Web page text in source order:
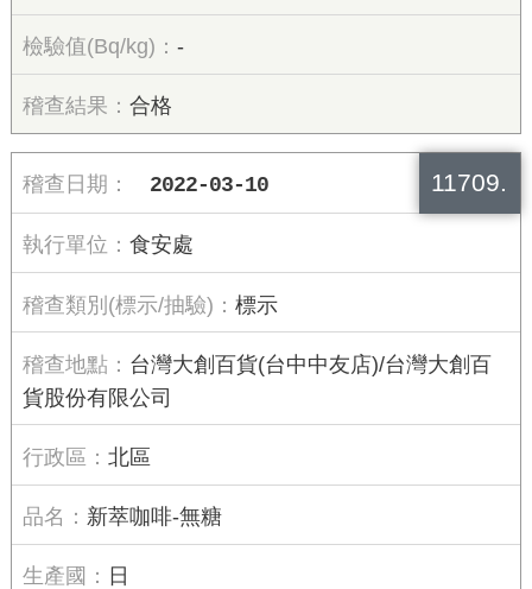
-
合格
11709.
2022-03-10
食安處
標示
台灣大創百貨(台中中友店)/台灣大創百
貨股份有限公司
北區
新萃咖啡-無糖
日